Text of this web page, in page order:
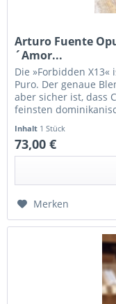
Arturo Fuente
´Amor...
Die »Forbidden
Puro. Der genaue
aber sicher ist, dass
feinsten
Inhalt 1 Stück
73,00 €
Merken